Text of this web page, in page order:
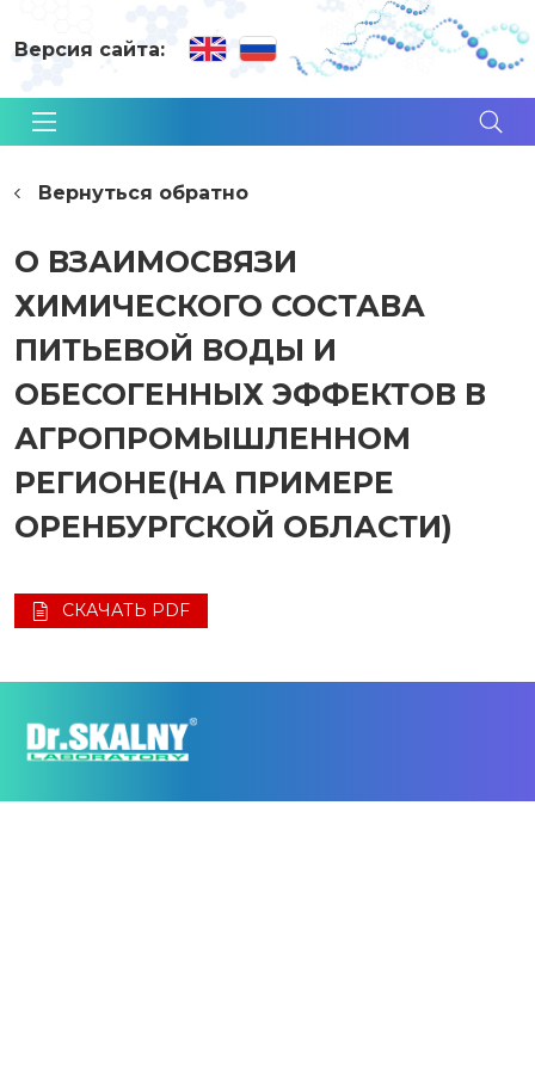
Версия сайта:
Вернуться обратно
О ВЗАИМОСВЯЗИ
ХИМИЧЕСКОГО СОСТАВА
ПИТЬЕВОЙ ВОДЫ И
ОБЕСОГЕННЫХ ЭФФЕКТОВ В
АГРОПРОМЫШЛЕННОМ
РЕГИОНЕ(НА ПРИМЕРЕ
ОРЕНБУРГСКОЙ ОБЛАСТИ)
СКАЧАТЬ PDF